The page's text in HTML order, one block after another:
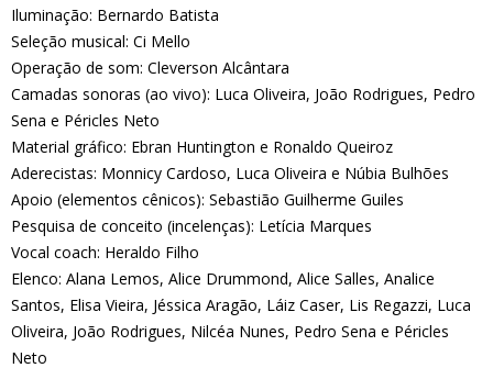
Iluminação: Bernardo Batista
Seleção musical: Ci Mello
Operação de som: Cleverson Alcântara
Camadas sonoras (ao vivo): Luca Oliveira, João Rodrigues, Pedro
Sena e Péricles Neto
Material gráfico: Ebran Huntington e Ronaldo Queiroz
Aderecistas: Monnicy Cardoso, Luca Oliveira e Núbia Bulhões
Apoio (elementos cênicos): Sebastião Guilherme Guiles
Pesquisa de conceito (incelenças): Letícia Marques
Vocal coach: Heraldo Filho
Elenco: Alana Lemos, Alice Drummond, Alice Salles, Analice
Santos, Elisa Vieira, Jéssica Aragão, Láiz Caser, Lis Regazzi, Luca
Oliveira, João Rodrigues, Nilcéa Nunes, Pedro Sena e Péricles
Neto